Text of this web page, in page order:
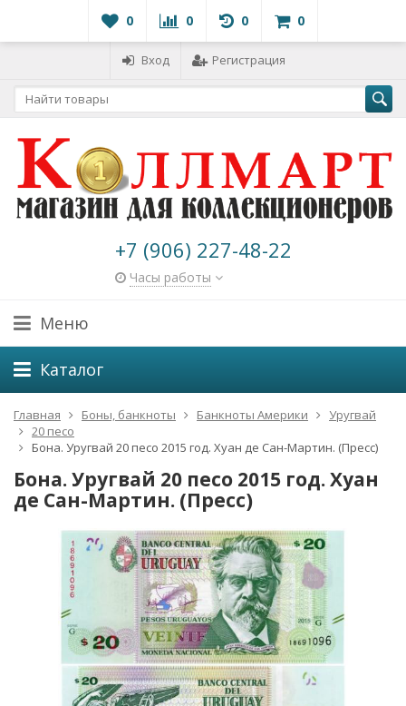
0 0 0 0
Вход Регистрация
+7 (906) 227-48-22
Часы работы
Меню
Каталог
Главная Боны, банкноты Банкноты Америки
Уругвай
20 песо
Бона. Уругвай 20 песо 2015 год. Хуан де Сан-Мартин. (Пресс)
Бона. Уругвай 20 песо 2015 год. Хуан
де Сан-Мартин. (Пресс)